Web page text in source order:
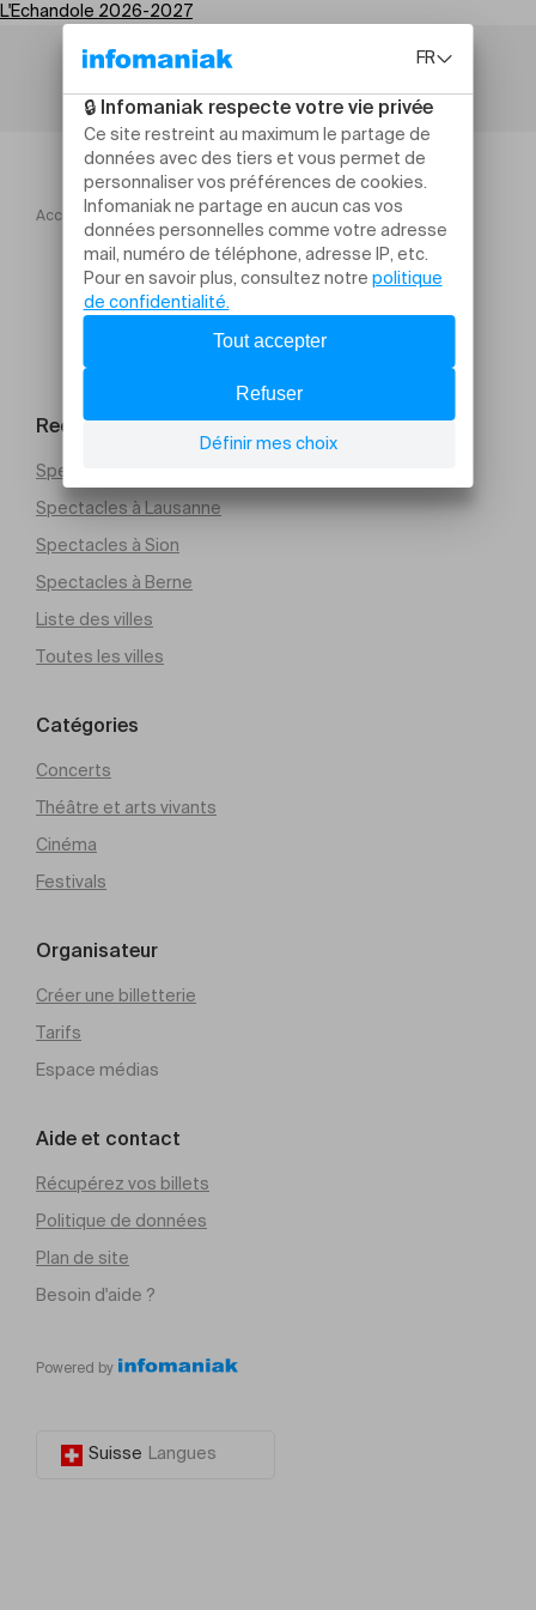
L'Echandole 2026-2027
Accueil L'Echandole 2026 2027 Boum Tschak
Rechercher un évènement
Spectacles à Genève
Spectacles à Lausanne
Spectacles à Sion
Spectacles à Berne
Liste des villes
Toutes les villes
Catégories
Concerts
Théâtre et arts vivants
Cinéma
Festivals
Organisateur
Créer une billetterie
Tarifs
Espace médias
Aide et contact
Récupérez vos billets
Politique de données
Plan de site
Besoin d'aide ?
Powered by
Suisse Langues